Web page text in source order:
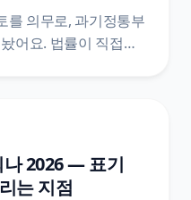
를 의무로, 과기정통부
어요. 법률이 직접
2026 — 표기
는 지점